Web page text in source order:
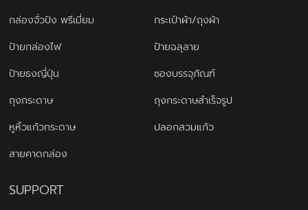
กล่องจั่วปัง พรีเมี่ยม
กระเป๋าผ้า/ถุงผ้า
ป้ายกล่องไฟ
ป้ายฉลุลาย
ป้ายธงญี่ปุ่น
ซองบรรจุภัณฑ์
ถุงกระดาษ
ถุงกระดาษสำเร็จรูป
หูหิ้วแก้วกระดาษ
ปลอกสวมแก้ว
สายคาดกล่อง
SUPPORT